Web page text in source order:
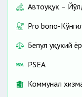
Автоҳуқуқ –
Pro bono-
Бепул ҳуқуқий
PSEA
Коммунал